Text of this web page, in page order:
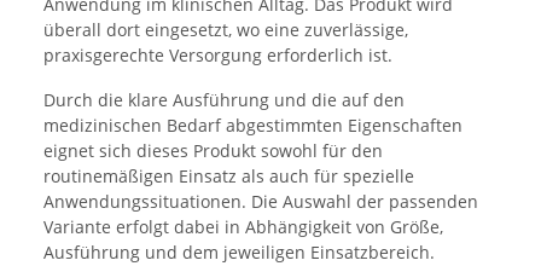
überall dort eingesetzt, wo eine zuverlässige,
praxisgerechte Versorgung erforderlich ist.
Durch die klare Ausführung und die auf den
medizinischen Bedarf abgestimmten Eigenschaften
eignet sich dieses Produkt sowohl für den
routinemäßigen Einsatz als auch für spezielle
Anwendungssituationen. Die Auswahl der passenden
Variante erfolgt dabei in Abhängigkeit von Größe,
Ausführung und dem jeweiligen Einsatzbereich.